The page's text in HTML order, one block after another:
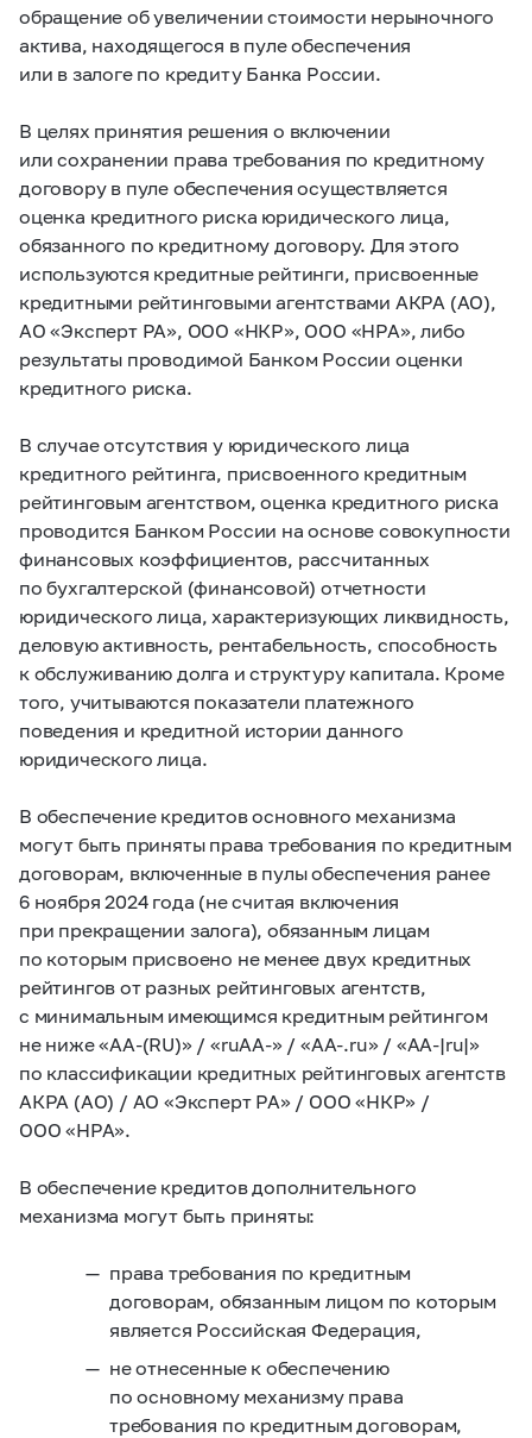
обращение об увеличении стоимости нерыночного
актива, находящегося в пуле обеспечения
или в залоге по кредиту Банка России.
В целях принятия решения о включении
или сохранении права требования по кредитному
договору в пуле обеспечения осуществляется
оценка кредитного риска юридического лица,
обязанного по кредитному договору. Для этого
используются кредитные рейтинги, присвоенные
кредитными рейтинговыми агентствами АКРА (АО),
АО «Эксперт РА», ООО «НКР», ООО «НРА», либо
результаты проводимой Банком России оценки
кредитного риска.
В случае отсутствия у юридического лица
кредитного рейтинга, присвоенного кредитным
рейтинговым агентством, оценка кредитного риска
проводится Банком России на основе совокупности
финансовых коэффициентов, рассчитанных
по бухгалтерской (финансовой) отчетности
юридического лица, характеризующих ликвидность,
деловую активность, рентабельность, способность
к обслуживанию долга и структуру капитала. Кроме
того, учитываются показатели платежного
поведения и кредитной истории данного
юридического лица.
В обеспечение кредитов основного механизма
могут быть приняты права требования по кредитным
договорам, включенные в пулы обеспечения ранее
6 ноября 2024 года (не считая включения
при прекращении залога), обязанным лицам
по которым присвоено не менее двух кредитных
рейтингов от разных рейтинговых агентств,
с минимальным имеющимся кредитным рейтингом
не ниже «АА-(RU)» / «ruАА-» / «АА-.ru» / «AA-|ru|»
по классификации кредитных рейтинговых агентств
АКРА (АО) / АО «Эксперт РА» / ООО «НКР» /
ООО «НРА».
В обеспечение кредитов дополнительного
механизма могут быть приняты:
права требования по кредитным
договорам, обязанным лицом по которым
является Российская Федерация,
не отнесенные к обеспечению
по основному механизму права
требования по кредитным договорам,